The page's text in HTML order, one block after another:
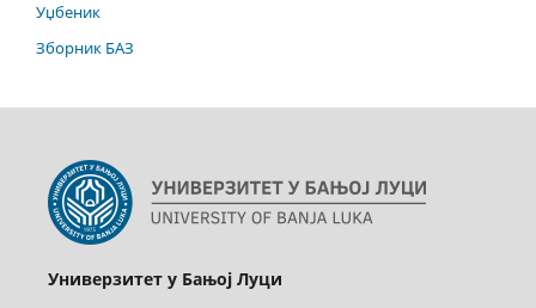
Уџбеник
Зборник БАЗ
Универзитет у Бањој Луци